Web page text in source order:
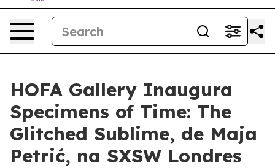
HOFA Gallery Inaugura
Specimens of Time: The
Glitched Sublime, de Maja
Petrić, na SXSW Londres